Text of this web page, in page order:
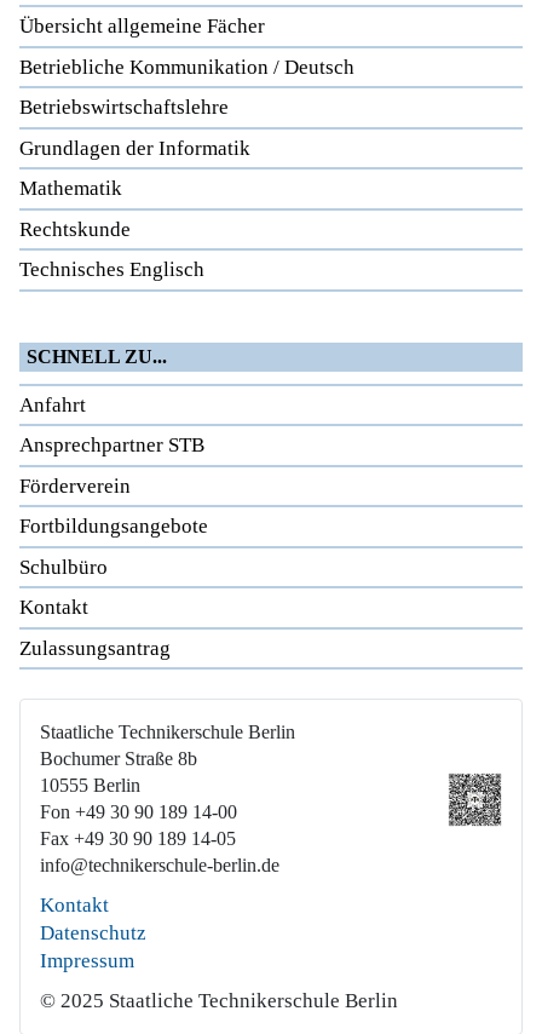
Übersicht allgemeine Fächer
Betriebliche Kommunikation / Deutsch
Betriebswirtschaftslehre
Grundlagen der Informatik
Mathematik
Rechtskunde
Technisches Englisch
SCHNELL ZU...
Anfahrt
Ansprechpartner STB
Förderverein
Fortbildungsangebote
Schulbüro
Kontakt
Zulassungsantrag
Staatliche Technikerschule Berlin
Bochumer Straße 8b
10555 Berlin
Fon +49 30 90 189 14-00
Fax +49 30 90 189 14-05
info@technikerschule-berlin.de
Kontakt
Datenschutz
Impressum
© 2025 Staatliche Technikerschule Berlin